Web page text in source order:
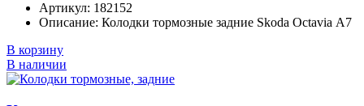
Артикул: 182152
Описание: Колодки тормозные задние Skoda Octavia А7
В корзину
В наличии